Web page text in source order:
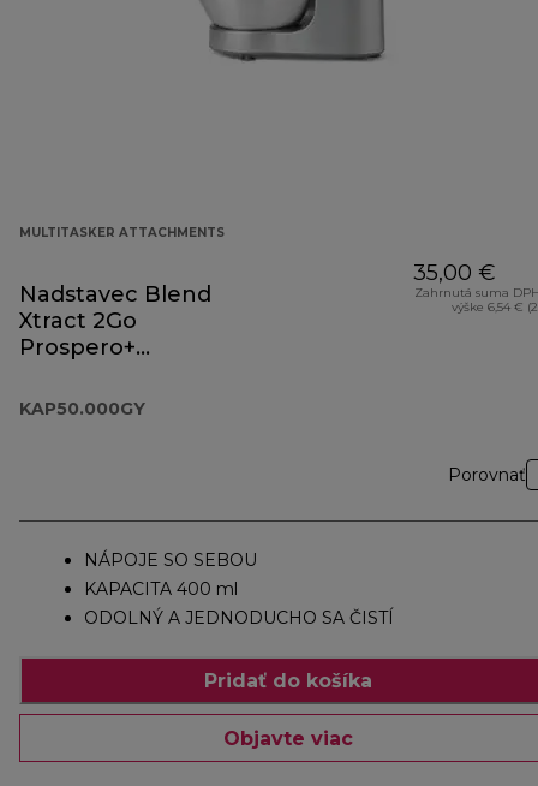
MULTITASKER ATTACHMENTS
Nadstavec Blend
Xtract 2Go
Prospero+
KAP50.000GY
35,00 €
Zahrnutá suma
výške 6,54 €
Porovnať
NÁPOJE SO SEBOU
KAPACITA 400 ml
ODOLNÝ A JEDNODUCHO SA ČISTÍ
Pridať do košíka
Objavte viac